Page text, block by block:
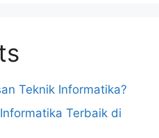
Teknik Informatika?
Terbaik di